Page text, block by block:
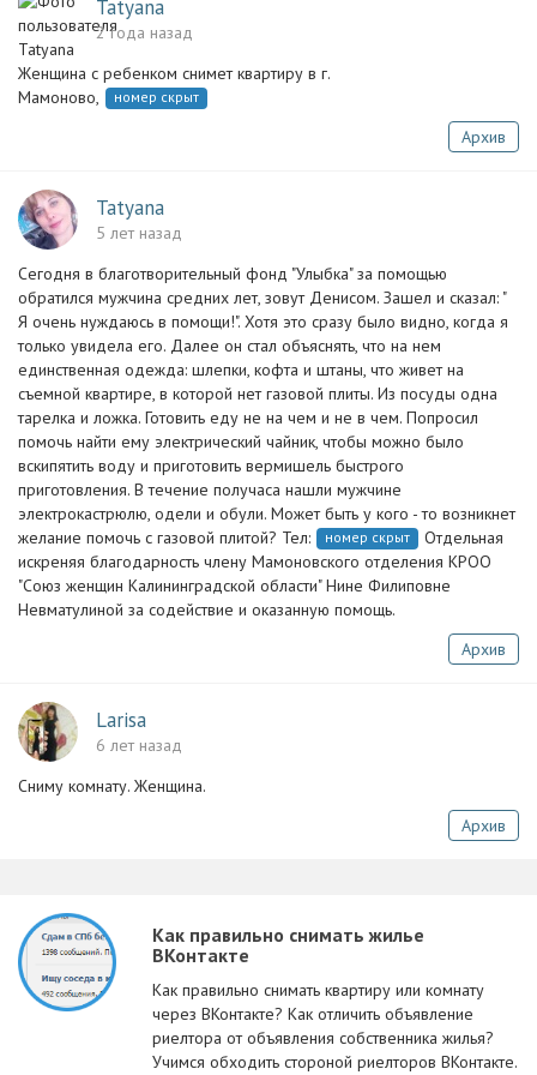
Tatyana
2 года назад
Женщина с ребенком снимет квартиру в г.
Мамоново,
номер скрыт
Архив
Tatyana
5 лет назад
Сегодня в благотворительный фонд "Улыбка" за помощью
обратился мужчина средних лет, зовут Денисом. Зашел и сказал: "
Я очень нуждаюсь в помощи!". Хотя это сразу было видно, когда я
только увидела его. Далее он стал объяснять, что на нем
единственная одежда: шлепки, кофта и штаны, что живет на
съемной квартире, в которой нет газовой плиты. Из посуды одна
тарелка и ложка. Готовить еду не на чем и не в чем. Попросил
помочь найти ему электрический чайник, чтобы можно было
вскипятить воду и приготовить вермишель быстрого
приготовления. В течение получаса нашли мужчине
электрокастрюлю, одели и обули. Может быть у кого - то возникнет
желание помочь с газовой плитой? Тел:
номер скрыт
Отдельная
искреняя благодарность члену Мамоновского отделения КРОО
"Союз женщин Калининградской области" Нине Филиповне
Невматулиной за содействие и оказанную помощь.
Архив
Larisa
6 лет назад
Сниму комнату. Женщина.
Архив
Как правильно снимать жилье
ВКонтакте
Как правильно снимать квартиру или комнату
через ВКонтакте? Как отличить объявление
риелтора от объявления собственника жилья?
Учимся обходить стороной риелторов ВКонтакте.